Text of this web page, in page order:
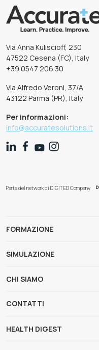
Via Anna Kuliscioff, 230
47522 Cesena (FC), Italy
+39 0547 206 30
Via Alfredo Veroni, 37/A
43122 Parma (PR), Italy
Per informazioni:
info@accuratesolutions.it
Parte del network di DIGIT ED Company
FORMAZIONE
SIMULAZIONE
CHI SIAMO
CONTATTI
HEALTH DIGEST